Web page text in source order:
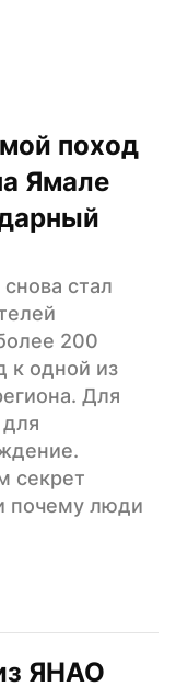
поход
Ямале
стал
200
к одной из
Для
секрет
почему люди
ЯНАО